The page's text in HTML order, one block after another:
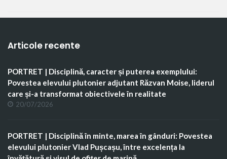
Articole recente
PORTRET | Disciplină, caracter și puterea exemplului:
Povestea elevului plutonier adjutant Răzvan Moise, liderul
care și-a transformat obiectivele în realitate
20/07/2026
PORTRET | Disciplină în minte, marea în gânduri: Povestea
elevului plutonier Vlad Pușcașu, între excelența la